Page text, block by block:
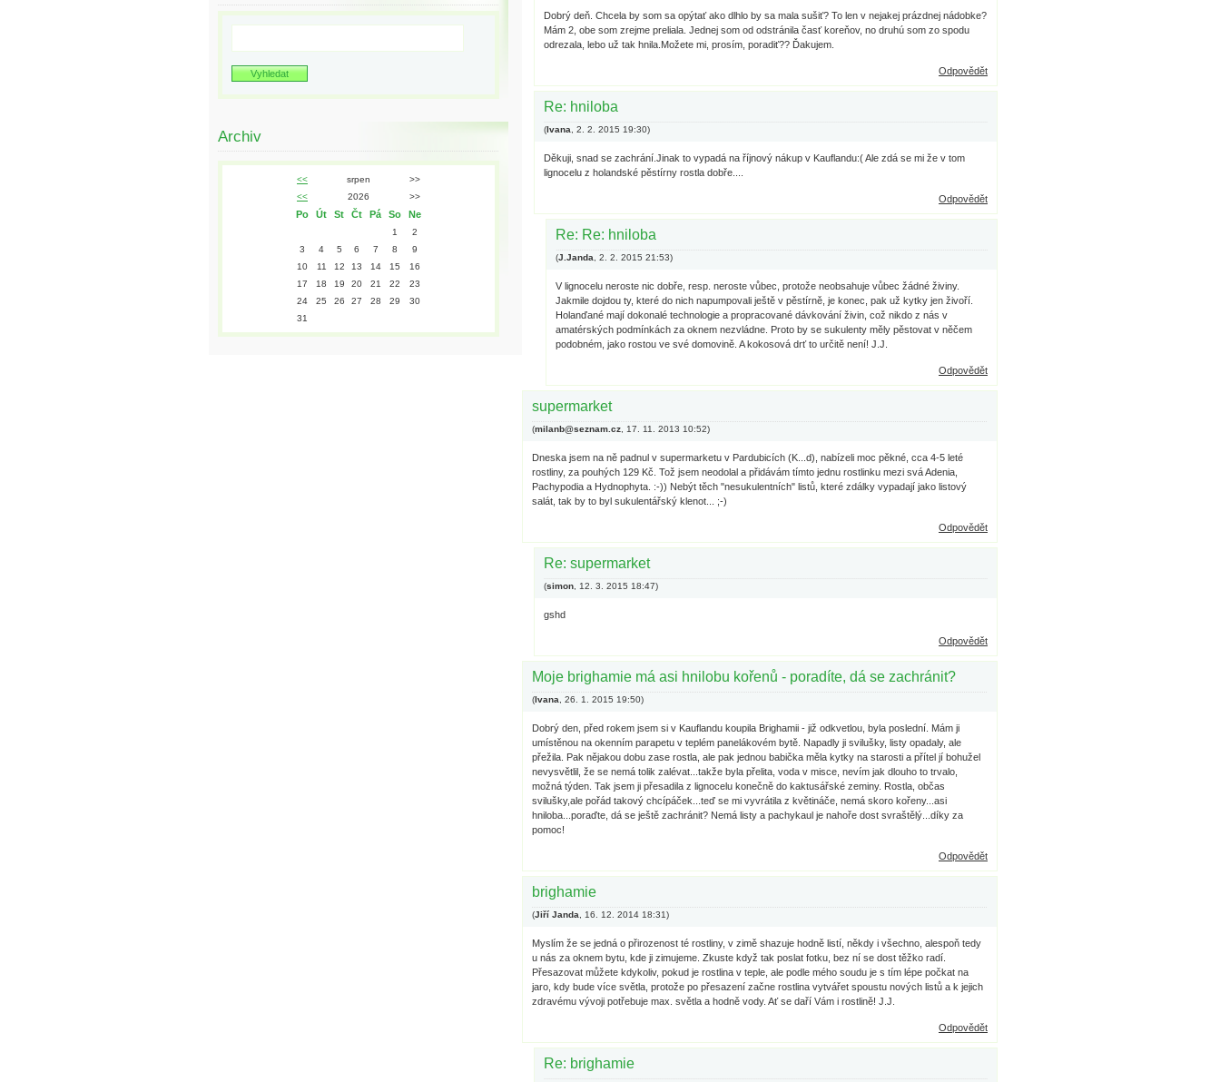
Dobrý deň. Chcela by som sa opýtať ako dlhlo by sa mala sušiť? To len v nejakej prázdnej nádobke?
Mám 2, obe som zrejme preliala. Jednej som od odstránila časť koreňov, no druhú som zo spodu
odrezala, lebo už tak hnila.Možete mi, prosím, poradiť?? Ďakujem.
Odpovědět
Re: hniloba
(Ivana 2. 2. 2015 19:30)
Děkuji, snad se zachrání.Jinak to vypadá na říjnový nákup v Kauflandu:( Ale zdá se mi že v tom
lignocelu z holandské pěstírny rostla dobře....
Odpovědět
Re: Re: hniloba
(J.Janda 2. 2. 2015 21:53)
V lignocelu neroste nic dobře, resp. neroste vůbec, protože neobsahuje vůbec žádné živiny.
Jakmile dojdou ty, které do nich napumpovali ještě v pěstírně, je konec, pak už kytky jen živoří.
Holanďané mají dokonalé technologie a propracované dávkování živin, což nikdo z nás v
amatérských podmínkách za oknem nezvládne. Proto by se sukulenty měly pěstovat v něčem
podobném, jako rostou ve své domovině. A kokosová drť to určitě není! J.J.
Odpovědět
supermarket
(milanb@seznam.cz 17. 11. 2013 10:52)
Dneska jsem na ně padnul v supermarketu v Pardubicích (K...d), nabízeli moc pěkné, cca 4-5 leté
rostliny, za pouhých 129 Kč. Tož jsem neodolal a přidávám tímto jednu rostlinku mezi svá Adenia,
Pachypodia a Hydnophyta. :-)) Nebýt těch "nesukulentních" listů, které zdálky vypadají jako listový
salát, tak by to byl sukulentářský klenot... ;-)
Odpovědět
Re: supermarket
(simon, 12. 3. 2015 18:47)
gshd
Odpovědět
Moje brighamie má asi hnilobu kořenů - poradíte, dá se zachránit?
(Ivana 26. 1. 2015 19:50)
Dobrý den, před rokem jsem si v Kauflandu koupila Brighamii - již odkvetlou, byla poslední. Mám ji
umístěnou na okenním parapetu v teplém panelákovém bytě. Napadly ji svilušky, listy opadaly, ale
přežila. Pak nějakou dobu zase rostla, ale pak jednou babička měla kytky na starosti a přítel jí bohužel
nevysvětlil, že se nemá tolik zalévat...takže byla přelita, voda v misce, nevím jak dlouho to trvalo,
možná týden. Tak jsem ji přesadila z lignocelu konečně do kaktusářské zeminy. Rostla, občas
svilušky,ale pořád takový chcípáček...teď se mi vyvrátila z květináče, nemá skoro kořeny...asi
hniloba...poraďte, dá se ještě zachránit? Nemá listy a pachykaul je nahoře dost svraštělý...díky za
pomoc!
Odpovědět
brighamie
(Jiří Janda 16. 12. 2014 18:31)
Myslím že se jedná o přirozenost té rostliny, v zimě shazuje hodně listí, někdy i všechno, alespoň tedy
u nás za oknem bytu, kde ji zimujeme. Zkuste když tak poslat fotku, bez ní se dost těžko radí.
Přesazovat můžete kdykoliv, pokud je rostlina v teple, ale podle mého soudu je s tím lépe počkat na
jaro, kdy bude více světla, protože po přesazení začne rostlina vytvářet spoustu nových listů a k jejich
zdravému vývoji potřebuje max. světla a hodně vody. Ať se daří Vám i rostlině! J.J.
Odpovědět
Re: brighamie
Archiv
<< srpen
>>
<<
2026 >>
Po Út St Čt Pá So Ne
1
2
3
4 5 6 7 8
9
10
11 12 13 14 15
16
17
18 19 20 21 22
23
24
25 26 27 28 29
30
31